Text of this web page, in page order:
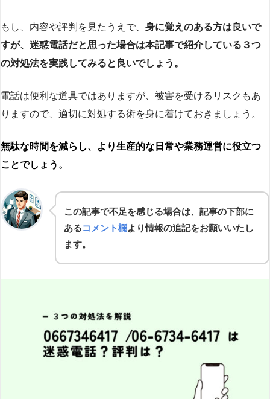
もし、内容や評判を見たうえで、 身に覚えのある方は良いで
すが、迷惑電話だと思った場合は本記事で紹介している３つ
の対処法を実践してみると良いでしょう。
電話は便利な道具ではありますが、被害を受けるリスクもあ
りますので、適切に対処する術を身に着けておきましょう。
無駄な時間を減らし、より生産的な日常や業務運営に役立つ
ことでしょう。
この記事で不足を感じる場合は、記事の下部に
あるコメント欄より情報の追記をお願いいたし
ます。